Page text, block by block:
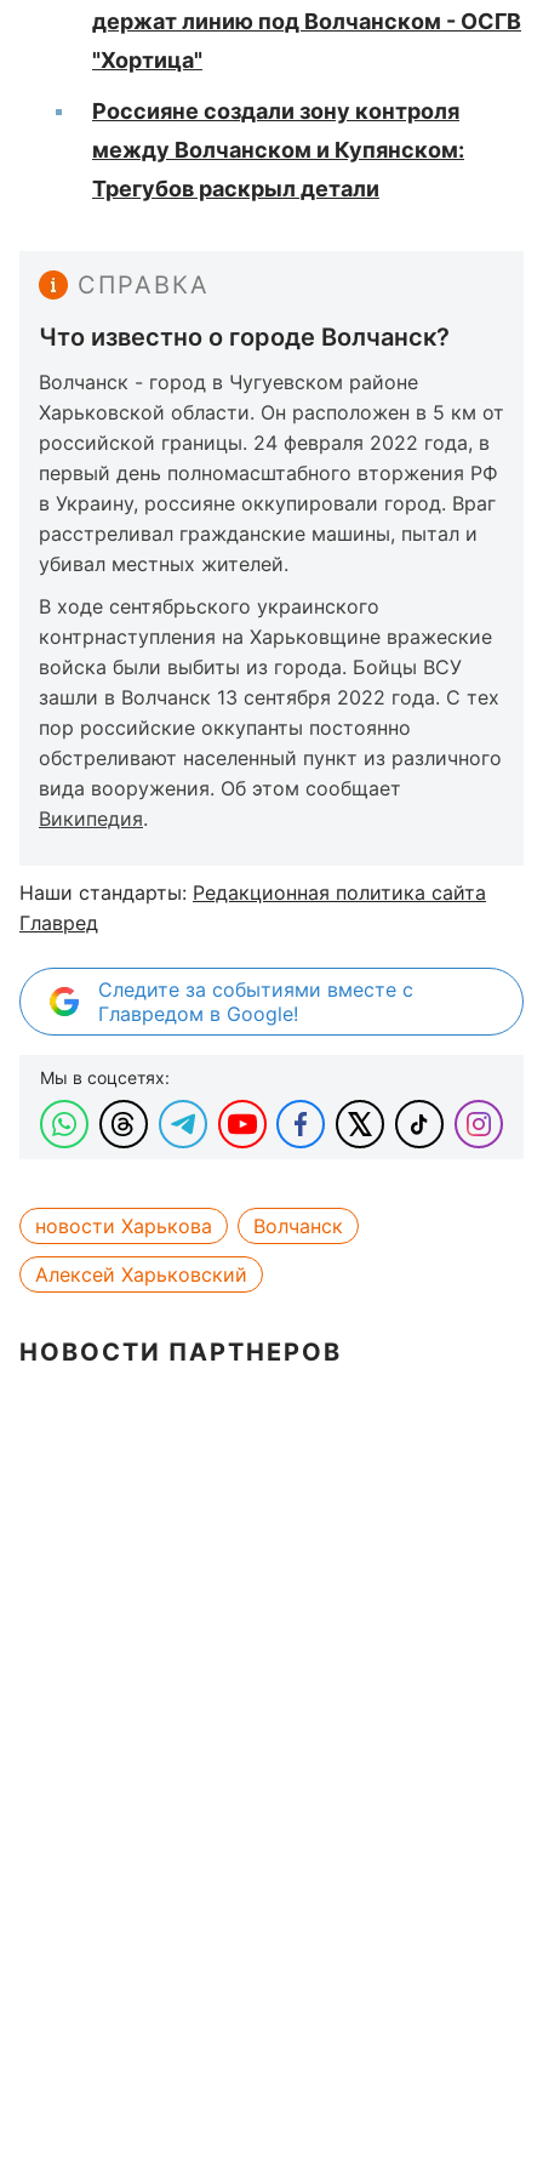
держат линию под Волчанском - ОСГВ
"Хортица"
Россияне создали зону контроля
между Волчанском и Купянском:
Трегубов раскрыл детали
СПРАВКА
Что известно о городе Волчанск?
Волчанск - город в Чугуевском районе
Харьковской области. Он расположен в 5 км от
российской границы. 24 февраля 2022 года, в
первый день полномасштабного вторжения РФ
в Украину, россияне оккупировали город. Враг
расстреливал гражданские машины, пытал и
убивал местных жителей.
В ходе сентябрьского украинского
контрнаступления на Харьковщине вражеские
войска были выбиты из города. Бойцы ВСУ
зашли в Волчанск 13 сентября 2022 года. С тех
пор российские оккупанты постоянно
обстреливают населенный пункт из различного
вида вооружения. Об этом сообщает
Википедия.
Наши стандарты: Редакционная политика сайта
Главред
Следите за событиями вместе с
Главредом в Google!
Мы в соцсетях:
новости Харькова
Волчанск
Алексей Харьковский
НОВОСТИ ПАРТНЕРОВ